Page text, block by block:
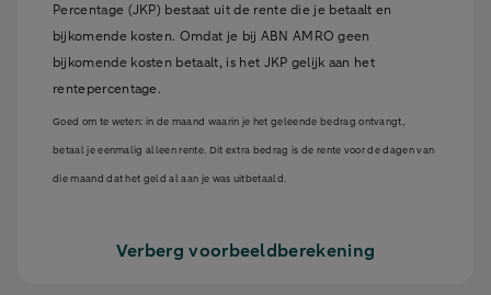
Verberg voorbeeldberekening
Percentage (JKP) bestaat uit de rente die je betaalt en
bijkomende kosten. Omdat je bij ABN AMRO geen
bijkomende kosten betaalt, is het JKP gelijk aan het
rentepercentage.
Goed om te weten: in de maand waarin je het geleende bedrag ontvangt,
betaal je eenmalig alleen rente. Dit extra bedrag is de rente voor de dagen van
die maand dat het geld al aan je was uitbetaald.